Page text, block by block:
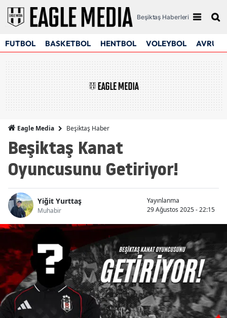
Beşiktaş Haberleri
FUTBOL BASKETBOL HENTBOL VOLEYBOL
Eagle Media Beşiktaş Haber
Beşiktaş Kanat
Oyuncusunu Getiriyor!
Yiğit Yurttaş
Muhabir
Yayınlanma
29 Ağustos 2025 - 22:15